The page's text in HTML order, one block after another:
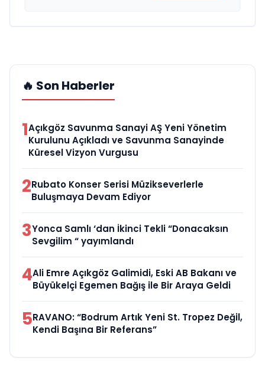
🔥 Son Haberler
1Açıkgöz Savunma Sanayi AŞ Yeni Yönetim
Kurulunu Açıkladı ve Savunma Sanayinde
Küresel Vizyon Vurgusu
2Rubato Konser Serisi Müzikseverlerle
Buluşmaya Devam Ediyor
3Yonca Samlı ‘dan İkinci Tekli “Donacaksın
Sevgilim “ yayımlandı
4Ali Emre Açıkgöz Galimidi, Eski AB Bakanı ve
Büyükelçi Egemen Bağış ile Bir Araya Geldi
5RAVANO: “Bodrum Artık Yeni St. Tropez Değil,
Kendi Başına Bir Referans”